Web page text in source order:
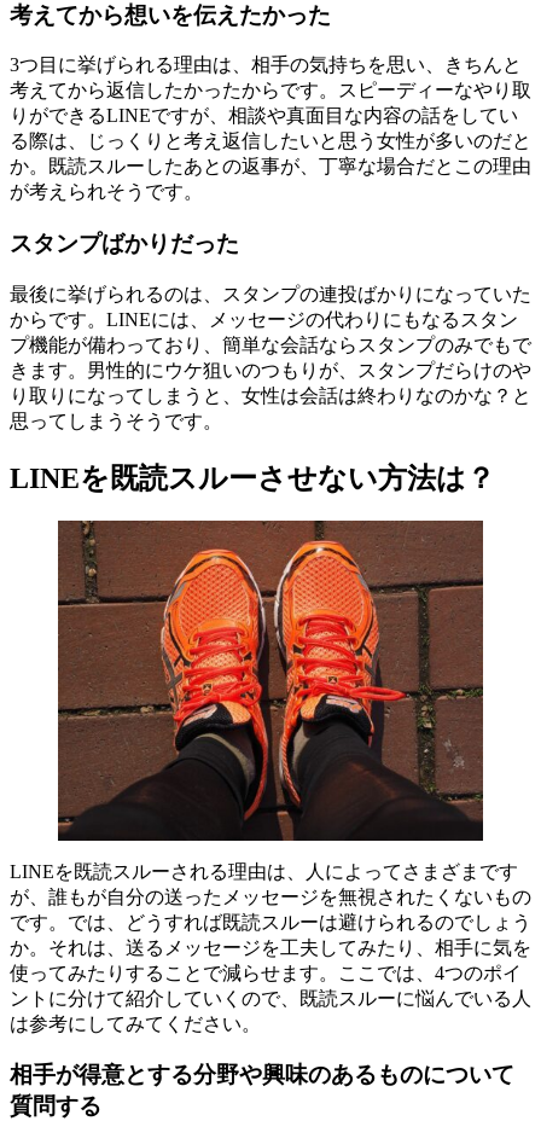
考えてから想いを伝えたかった
3つ目に挙げられる理由は、相手の気持ちを思い、きちんと
考えてから返信したかったからです。スピーディーなやり取
りができるLINEですが、相談や真面目な内容の話をしてい
る際は、じっくりと考え返信したいと思う女性が多いのだと
か。既読スルーしたあとの返事が、丁寧な場合だとこの理由
が考えられそうです。
スタンプばかりだった
最後に挙げられるのは、スタンプの連投ばかりになっていた
からです。LINEには、メッセージの代わりにもなるスタン
プ機能が備わっており、簡単な会話ならスタンプのみでもで
きます。男性的にウケ狙いのつもりが、スタンプだらけのや
り取りになってしまうと、女性は会話は終わりなのかな？と
思ってしまうそうです。
LINEを既読スルーさせない方法は？
LINEを既読スルーされる理由は、人によってさまざまです
が、誰もが自分の送ったメッセージを無視されたくないもの
です。では、どうすれば既読スルーは避けられるのでしょう
か。それは、送るメッセージを工夫してみたり、相手に気を
使ってみたりすることで減らせます。ここでは、4つのポイ
ントに分けて紹介していくので、既読スルーに悩んでいる人
は参考にしてみてください。
相手が得意とする分野や興味のあるものについて
質問する